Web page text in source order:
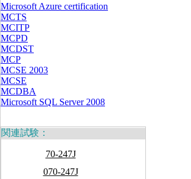
Microsoft Azure certification
MCTS
MCITP
MCPD
MCDST
MCP
MCSE 2003
MCSE
MCDBA
Microsoft SQL Server 2008
関連試験：
70-247J
070-247J